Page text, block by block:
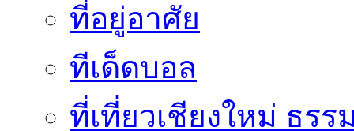
ที่อยู่อาศัย
ทีเด็ดบอล
ที่เที่ยวเชียงใหม่ ธรร